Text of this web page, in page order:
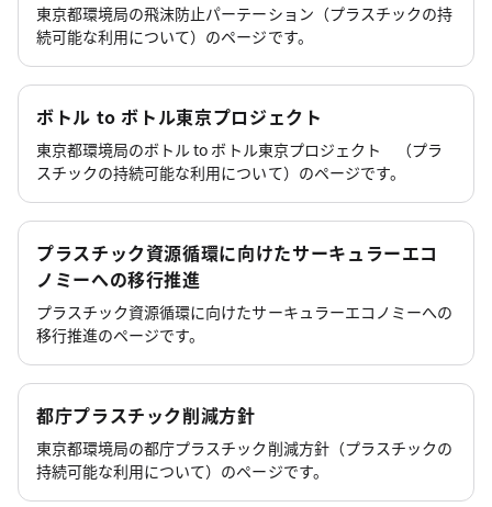
東京都環境局の飛沫防止パーテーション（プラスチックの持
続可能な利用について）のページです。
ボトル to ボトル東京プロジェクト
東京都環境局のボトル to ボトル東京プロジェクト （プラ
スチックの持続可能な利用について）のページです。
プラスチック資源循環に向けたサーキュラーエコ
ノミーへの移行推進
プラスチック資源循環に向けたサーキュラーエコノミーへの
移行推進のページです。
都庁プラスチック削減方針
東京都環境局の都庁プラスチック削減方針（プラスチックの
持続可能な利用について）のページです。